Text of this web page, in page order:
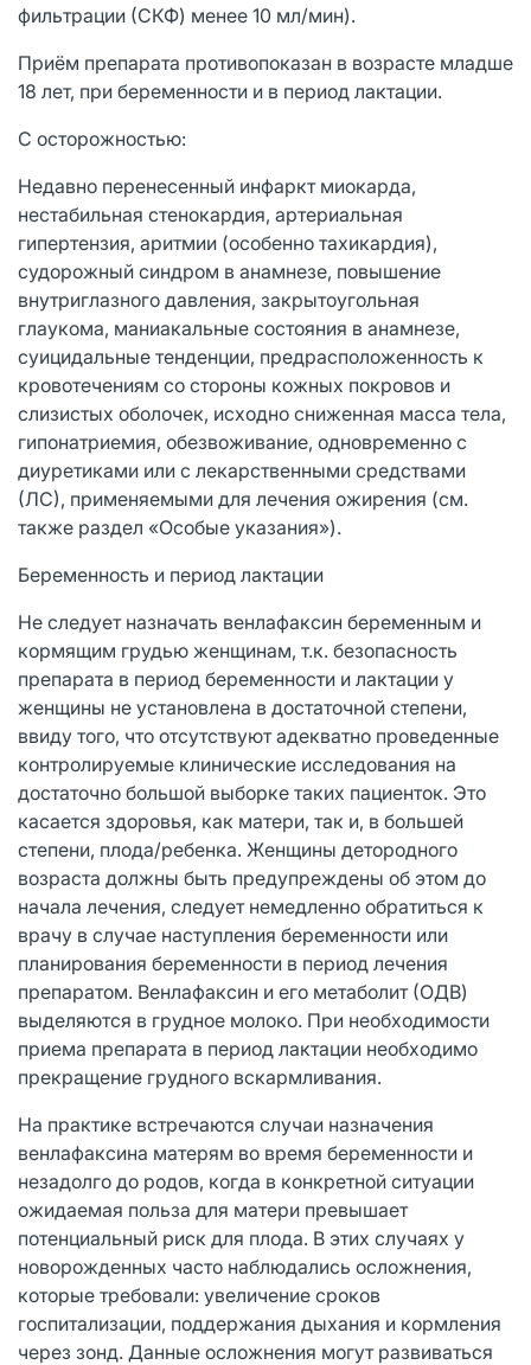
фильтрации (СКФ) менее 10 мл/мин).
Приём препарата противопоказан в возрасте младше
18 лет, при беременности и в период лактации.
С осторожностью:
Недавно перенесенный инфаркт миокарда,
нестабильная стенокардия, артериальная
гипертензия, аритмии (особенно тахикардия),
судорожный синдром в анамнезе, повышение
внутриглазного давления, закрытоугольная
глаукома, маниакальные состояния в анамнезе,
суицидальные тенденции, предрасположенность к
кровотечениям со стороны кожных покровов и
слизистых оболочек, исходно сниженная масса тела,
гипонатриемия, обезвоживание, одновременно с
диуретиками или с лекарственными средствами
(ЛС), применяемыми для лечения ожирения (см.
также раздел «Особые указания»).
Беременность и период лактации
Не следует назначать венлафаксин беременным и
кормящим грудью женщинам, т.к. безопасность
препарата в период беременности и лактации у
женщины не установлена в достаточной степени,
ввиду того, что отсутствуют адекватно проведенные
контролируемые клинические исследования на
достаточно большой выборке таких пациенток. Это
касается здоровья, как матери, так и, в большей
степени, плода/ребенка. Женщины детородного
возраста должны быть предупреждены об этом до
начала лечения, следует немедленно обратиться к
врачу в случае наступления беременности или
планирования беременности в период лечения
препаратом. Венлафаксин и его метаболит (ОДВ)
выделяются в грудное молоко. При необходимости
приема препарата в период лактации необходимо
прекращение грудного вскармливания.
На практике встречаются случаи назначения
венлафаксина матерям во время беременности и
незадолго до родов, когда в конкретной ситуации
ожидаемая польза для матери превышает
потенциальный риск для плода. В этих случаях у
новорожденных часто наблюдались осложнения,
которые требовали: увеличение сроков
госпитализации, поддержания дыхания и кормления
через зонд. Данные осложнения могут развиваться